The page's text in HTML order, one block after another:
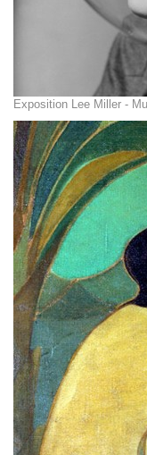
Exposition Lee Miller -